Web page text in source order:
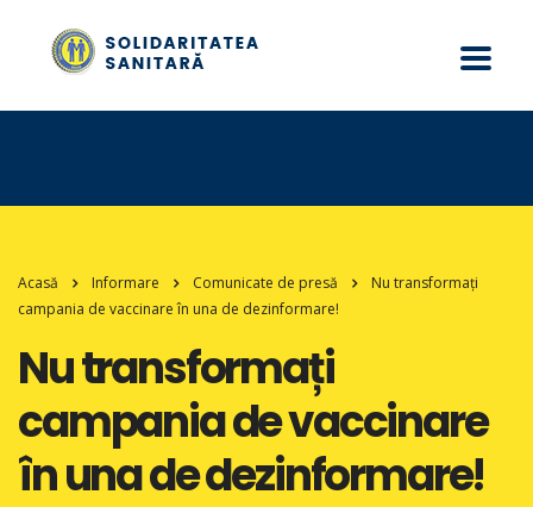
Acasă Informare Comunicate de presă
Nu transformați
campania de vaccinare în una de dezinformare!
Nu transformați
campania de vaccinare
în una de dezinformare!